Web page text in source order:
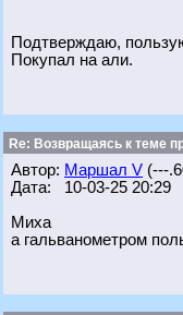
Подтверждаю,
Покупал на али.
Re: Возвращаясь к теме
Автор: Маршал V (---
Дата: 10-03-25 20:29
Миха
а гальванометром